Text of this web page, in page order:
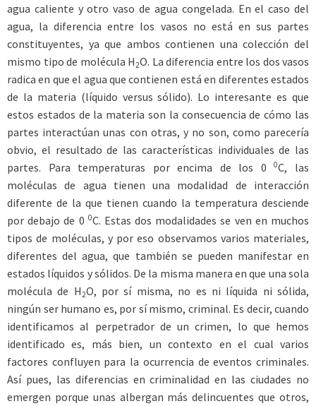
agua caliente y otro vaso de agua congelada. En el caso del
agua, la diferencia entre los vasos no está en sus partes
constituyentes, ya que ambos contienen una colección del
mismo tipo de molécula H2O. La diferencia entre los dos vasos
radica en que el agua que contienen está en diferentes estados
de la materia (líquido versus sólido). Lo interesante es que
estos estados de la materia son la consecuencia de cómo las
partes interactúan unas con otras, y no son, como parecería
obvio, el resultado de las características individuales de las
partes. Para temperaturas por encima de los 00C, las
moléculas de agua tienen una modalidad de interacción
diferente de la que tienen cuando la temperatura desciende
por debajo de 0 0C. Estas dos modalidades se ven en muchos
tipos de moléculas, y por eso observamos varios materiales,
diferentes del agua, que también se pueden manifestar en
estados líquidos y sólidos. De la misma manera en que una sola
molécula de H2O, por sí misma, no es ni líquida ni sólida,
ningún ser humano es, por sí mismo, criminal. Es decir, cuando
identificamos al perpetrador de un crimen, lo que hemos
identificado es, más bien, un contexto en el cual varios
factores confluyen para la ocurrencia de eventos criminales.
Así pues, las diferencias en criminalidad en las ciudades no
emergen porque unas albergan más delincuentes que otros,